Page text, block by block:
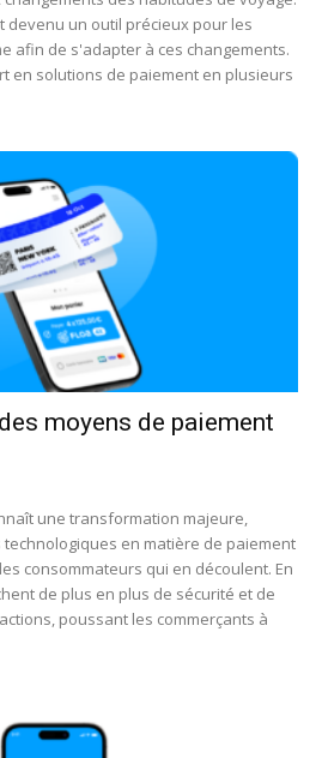
devenu un outil précieux pour les
afin de s'adapter à ces changements.
en solutions de paiement en plusieurs
moyens de paiement
une transformation majeure,
en matière de paiement
consommateurs qui en découlent. En
de plus en plus de sécurité et de
poussant les commerçants à